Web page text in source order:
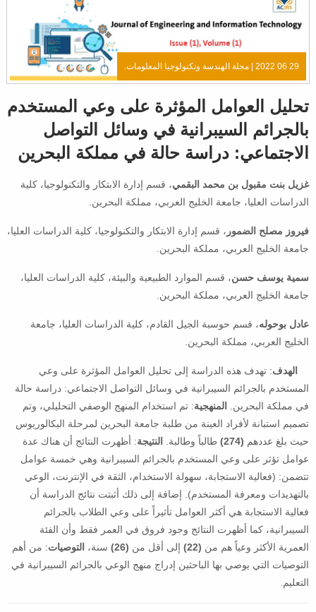
29 06 2022 | مجلة الهندسة وتكنولوجيا المعلومات.
تحليل العوامل المؤثرة على وعي المستخدم
بالجرائم السيبرانية في وسائل التواصل
الاجتماعي: دراسة حالة في مملكة البحرين
غزيل بنت مقبول بن محمد البقمي، قسم إدارة الابتكار والتكنولوجيا، كلية
الدراسات العليا، جامعة الخليج العربي، مملكة البحرين.
فيروز مصلح الضمور ، قسم إدارة الابتكار والتكنولوجيا، كلية الدراسات العليا،
جامعة الخليج العربي، مملكة البحرين.
سمية يوسف حسن، قسم الموارد الطبيعية والبيئة، كلية الدراسات العليا،
جامعة الخليج العربي، مملكة البحرين.
عادل بوحوله، قسم حوسبة الجيل القادم، كلية الدراسات العليا، جامعة
الخليج العربي، مملكة البحرين.
الهدف: تهدف هذه الدراسة إلى تحليل العوامل المؤثرة على وعي
المستخدم بالجرائم السيبرانية في وسائل التواصل الاجتماعي: دراسة حالة
في مملكة البحرين. المنهجية: تم استخدام المنهج الوصفي التحليلي، وتم
تصميم استبانة لأفراد العينة من طلبة جامعة البحرين لمرحلة البكالوريوس
حيث بلغ عددهم (274) طالباً وطالبة. النتيجة: أظهرت النتائج أن هناك عدة
عوامل تؤثر على وعي المستخدم بالجرائم السيبرانية وهي خمسة عوامل
تتضمن: (فعالية الاستجابة، سهولة الاستخدام، الثقة في الإنترنت، الوعي
بالتهديدات ومعرفة المستخدم). إضافة إلى ذلك أثبتت نتائج الدراسة أن
فعالية الاستجابة هي أكثر العوامل تأثيراً على وعي الطلاب بالجرائم
السيبرانية، كما أظهرت النتائج وجود فروق في العمر فقط وأن الفئة
العمرية الأكثر وعياً هم من (22) إلى أقل من (26) سنة، التوصيات: من أهم
التوصيات التي يوصي بها الباحثين إدراج منهج الوعي بالجرائم السيبرانية في
التعليم.